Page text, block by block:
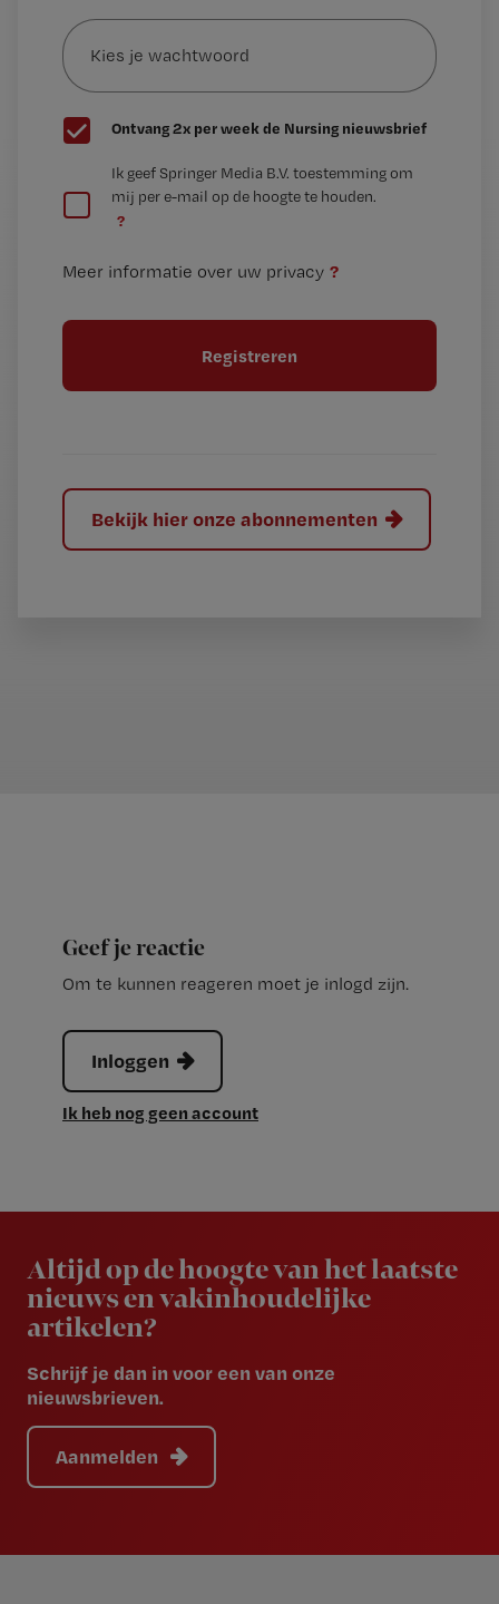
mailadres?
Kies
je
wachtwoord
G
e
t
Ontvang 2x per week de Nursing nieuwsbrief
e
t
l
Ik geef Springer Media B.V. toestemming om
mij per e-mail op de hoogte te houden.
?
Meer informatie over uw privacy ?
Bekijk hier onze abonnementen
Geef je reactie
Om te kunnen reageren moet je inlogd zijn.
Inloggen
Ik heb nog geen account
Altijd op de hoogte van het laatste
nieuws en vakinhoudelijke
artikelen?
Schrijf je dan in voor een van onze
nieuwsbrieven.
Aanmelden